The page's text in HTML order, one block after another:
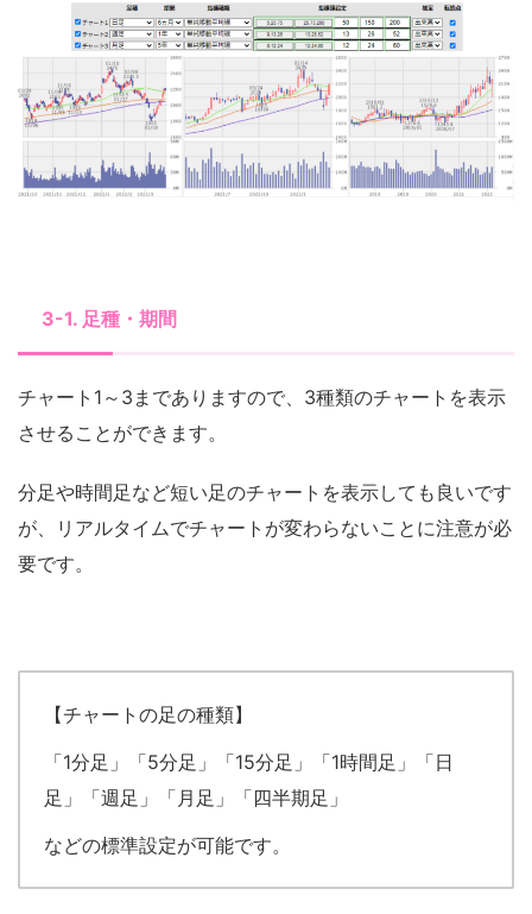
3-1. 足種・期間
チャート1～3までありますので、3種類のチャートを表示
させることができます。
分足や時間足など短い足のチャートを表示しても良いです
が、リアルタイムでチャートが変わらないことに注意が必
要です。
【チャートの足の種類】
「1分足」「5分足」「15分足」「1時間足」「日
足」「週足」「月足」「四半期足」
などの標準設定が可能です。